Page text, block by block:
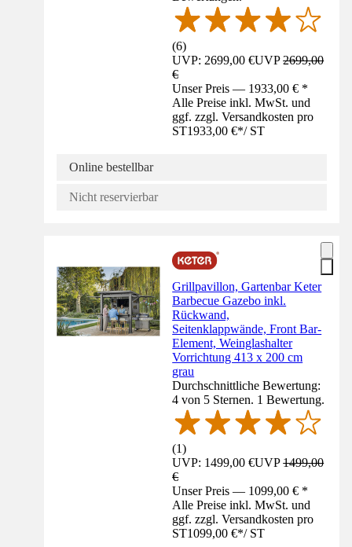
(6)
UVP: 2699,00 €UVP2699,00
€
Unser Preis — 1933,00 € *
Alle Preise inkl. MwSt. und
ggf. zzgl. Versandkosten pro
ST1933,00 €*/ ST
Online bestellbar
Nicht reservierbar
Grillpavillon, Gartenbar Keter
Barbecue Gazebo inkl.
Rückwand,
Seitenklappwände, Front Bar-
Element, Weinglashalter
Vorrichtung 413 x 200 cm
grau
Durchschnittliche Bewertung:
4 von 5 Sternen. 1 Bewertung.
(1)
UVP: 1499,00 €UVP1499,00
€
Unser Preis — 1099,00 € *
Alle Preise inkl. MwSt. und
ggf. zzgl. Versandkosten pro
ST1099,00 €*/ ST